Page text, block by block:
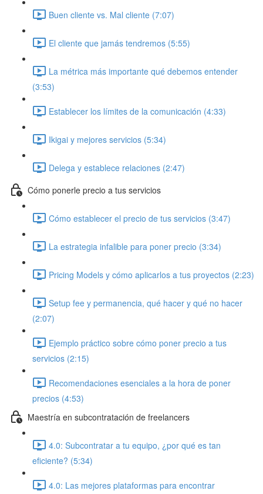
Buen cliente vs. Mal cliente (7:07)
El cliente que jamás tendremos (5:55)
La métrica más importante qué debemos entender
(3:53)
Establecer los límites de la comunicación (4:33)
Ikigai y mejores servicios (5:34)
Delega y establece relaciones (2:47)
Cómo ponerle precio a tus servicios
Cómo establecer el precio de tus servicios (3:47)
La estrategia infalible para poner precio (3:34)
Pricing Models y cómo aplicarlos a tus proyectos (2:23)
Setup fee y permanencia, qué hacer y qué no hacer
(2:07)
Ejemplo práctico sobre cómo poner precio a tus
servicios (2:15)
Recomendaciones esenciales a la hora de poner
precios (4:53)
Maestría en subcontratación de freelancers
4.0: Subcontratar a tu equipo, ¿por qué es tan
eficiente? (5:34)
4.0: Las mejores plataformas para encontrar